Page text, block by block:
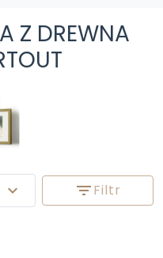
Z DREWNA
expand_more filter_listFiltr